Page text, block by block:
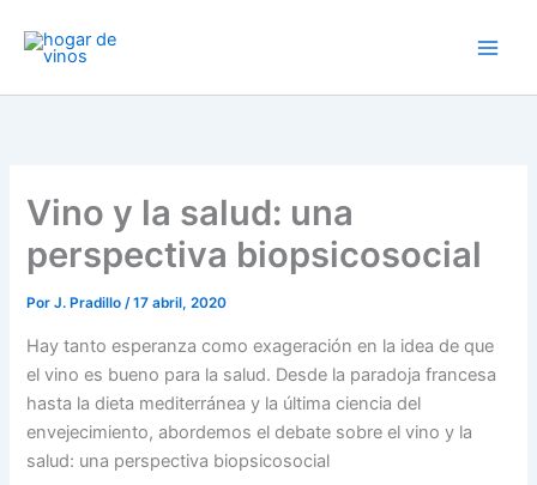
contenido
Vino y la salud: una
perspectiva biopsicosocial
PorJ. Pradillo/17 abril, 2020
Hay tanto esperanza como exageración en la idea de que
el vino es bueno para la salud. Desde la paradoja francesa
hasta la dieta mediterránea y la última ciencia del
envejecimiento, abordemos el debate sobre el vino y la
salud: una perspectiva biopsicosocial